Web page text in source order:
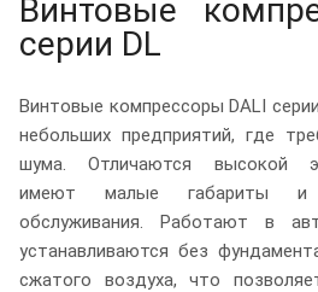
Винтовые
серии DL
Винтовые компрессоры DALI
небольших предприятий, где
шума. Отличаются высокой
имеют малые габариты и
обслуживания. Работают в
устанавливаются без
сжатого воздуха, что